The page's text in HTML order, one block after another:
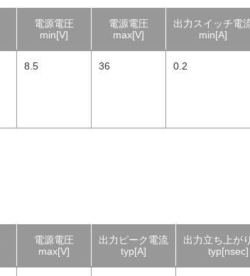
電源電圧
min[V]
電源電圧
max[V]
出力スイッチ電
min[A]
8.5 36 0.2
電源電圧
max[V]
出力ピーク電流
typ[A]
出力立ち上が
typ[nsec]